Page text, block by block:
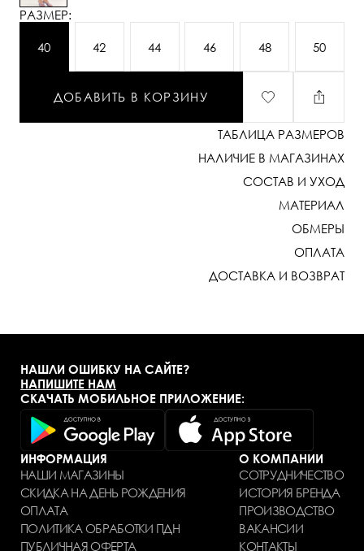
“S”-первой буквы названия бренда
РАЗМЕР:
40 42 44 46 48 50
ДОБАВИТЬ В КОРЗИНУ
ТАБЛИЦА РАЗМЕРОВ
НАЛИЧИЕ В МАГАЗИНАХ
СОСТАВ И УХОД
МАТЕРИАЛ
ОБМЕРЫ
ОПЛАТА
ДОСТАВКА И ВОЗВРАТ
НАШЛИ ОШИБКУ НА САЙТЕ?
НАПИШИТЕ НАМ
СКАЧАТЬ МОБИЛЬНОЕ ПРИЛОЖЕНИЕ:
ИНФОРМАЦИЯ
НАШИ МАГАЗИНЫ
СКИДКА НА ДЕНЬ РОЖДЕНИЯ
ОПЛАТА
ПОЛИТИКА ОБРАБОТКИ ПДН
ПУБЛИЧНАЯ ОФЕРТА
О КОМПАНИИ
СОТРУДНИЧЕСТВО
ИСТОРИЯ БРЕНДА
ПРОИЗВОДСТВО
ВАКАНСИИ
КОНТАКТЫ